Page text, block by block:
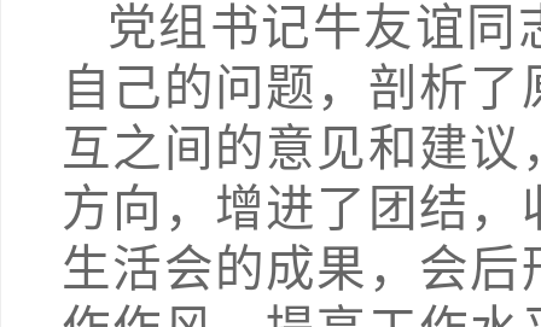
党组书记牛友谊同
自己的问题，剖析
互之间的意见和建
方向，增进了团结
生活会的成果，会